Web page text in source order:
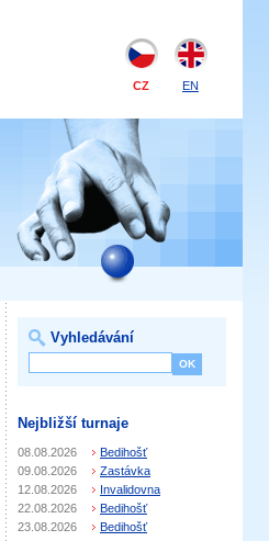
CZ EN
Vyhledávání
Nejbližší turnaje
08.08.2026
Bedihošť
09.08.2026
Zastávka
12.08.2026
Invalidovna
22.08.2026
Bedihošť
23.08.2026
Bedihošť